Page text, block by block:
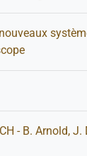
- B. Arnold, J.